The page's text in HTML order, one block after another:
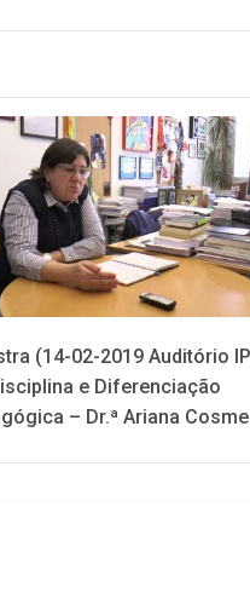
(14-02-2019 Auditório
e Diferenciação
– Dr.ª Ariana Cosme